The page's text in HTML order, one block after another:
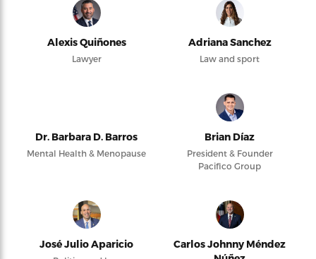
Alexis Quiñones
Lawyer
Adriana Sanchez
Law and sport
Dr. Barbara D. Barros
Mental Health & Menopause
Brian Díaz
President & Founder
Pacifico Group
José Julio Aparicio
Carlos Johnny Méndez